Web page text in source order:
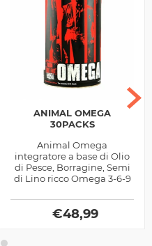
ANIMAL OMEGA
30PACKS
Animal Omega
integratore a base di Olio
di Pesce, Borragine, Semi
di Lino ricco Omega 3-6-9
by Universal Nutrition
€48,99